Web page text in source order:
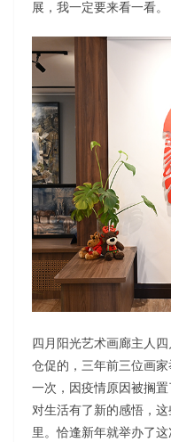
展，我一定要来看一看。
四月阳光艺术画廊主人
仓促的，三年前三位画
一次，因疫情原因被搁
对生活有了新的感悟，
里。恰逢新年就举办了